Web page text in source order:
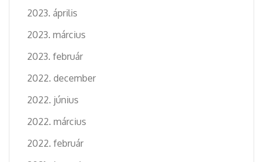
2023. április
2023. március
2023. február
2022. december
2022. június
2022. március
2022. február